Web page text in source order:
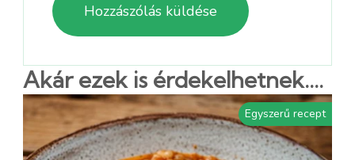
Akár ezek is érdekelhetnek....
Egyszerű recept